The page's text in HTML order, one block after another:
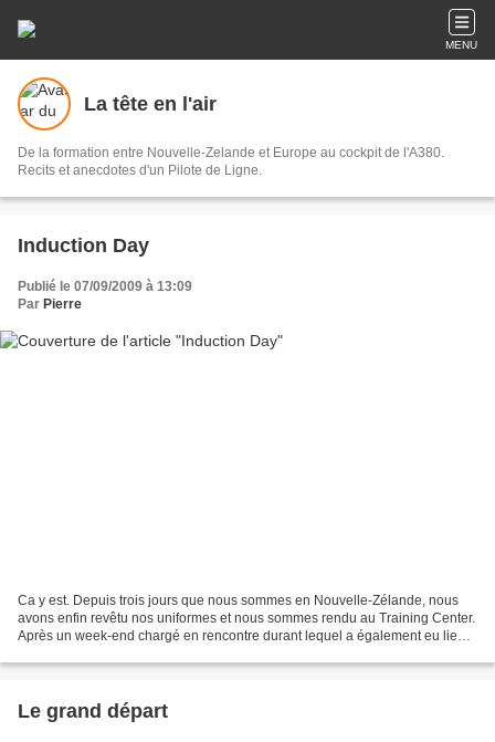
MENU
La tête en l'air
De la formation entre Nouvelle-Zelande et Europe au cockpit de l'A380.
Recits et anecdotes d'un Pilote de Ligne.
Induction Day
Publié le 07/09/2009 à 13:09
Par Pierre
Ca y est. Depuis trois jours que nous sommes en Nouvelle-Zélande, nous
avons enfin revêtu nos uniformes et nous sommes rendu au Training Center.
Après un week-end chargé en rencontre durant lequel a également eu lieu
Le grand départ